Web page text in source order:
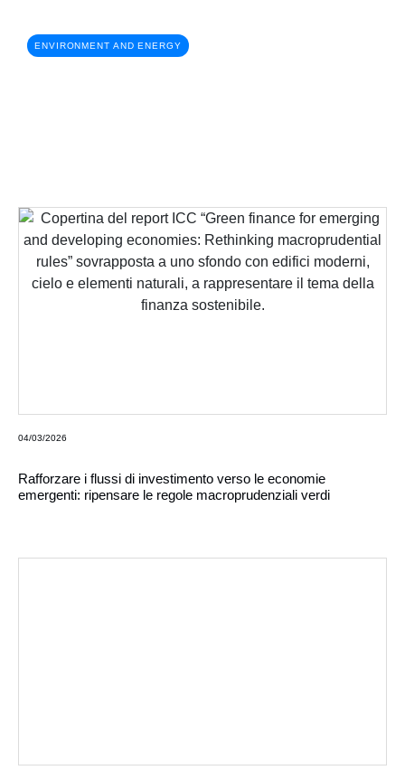
ENVIRONMENT AND ENERGY
04/03/2026
Rafforzare i flussi di investimento verso le economie
emergenti: ripensare le regole macroprudenziali verdi